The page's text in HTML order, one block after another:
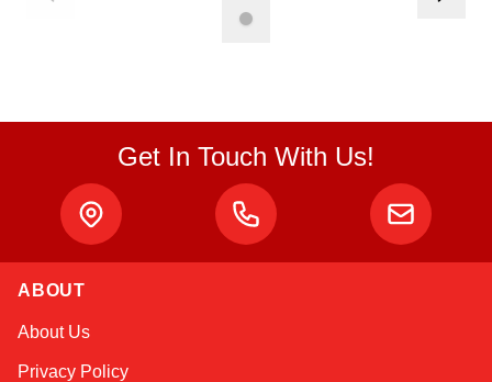
Get In Touch With Us!
ABOUT
About Us
Privacy Policy